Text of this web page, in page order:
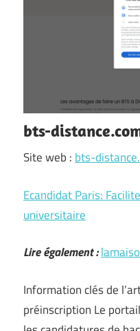
bts-
Site web : bts-
Ecandidat Paris:
universitaire
Lire également :
Information clés de
préinscription Le